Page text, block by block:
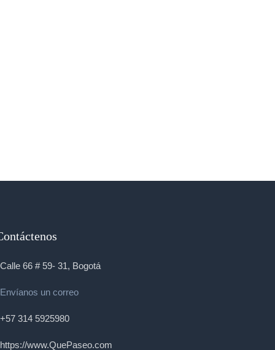
Calle 66 # 59- 31, Bogotá
Envíanos un correo
+57 314 5925980
https://www.QuePaseo.com